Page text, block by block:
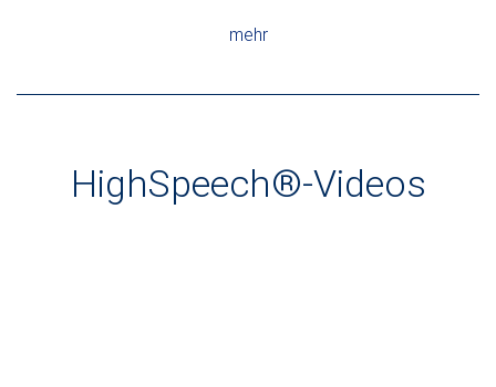
mehr
HighSpeech®-Videos